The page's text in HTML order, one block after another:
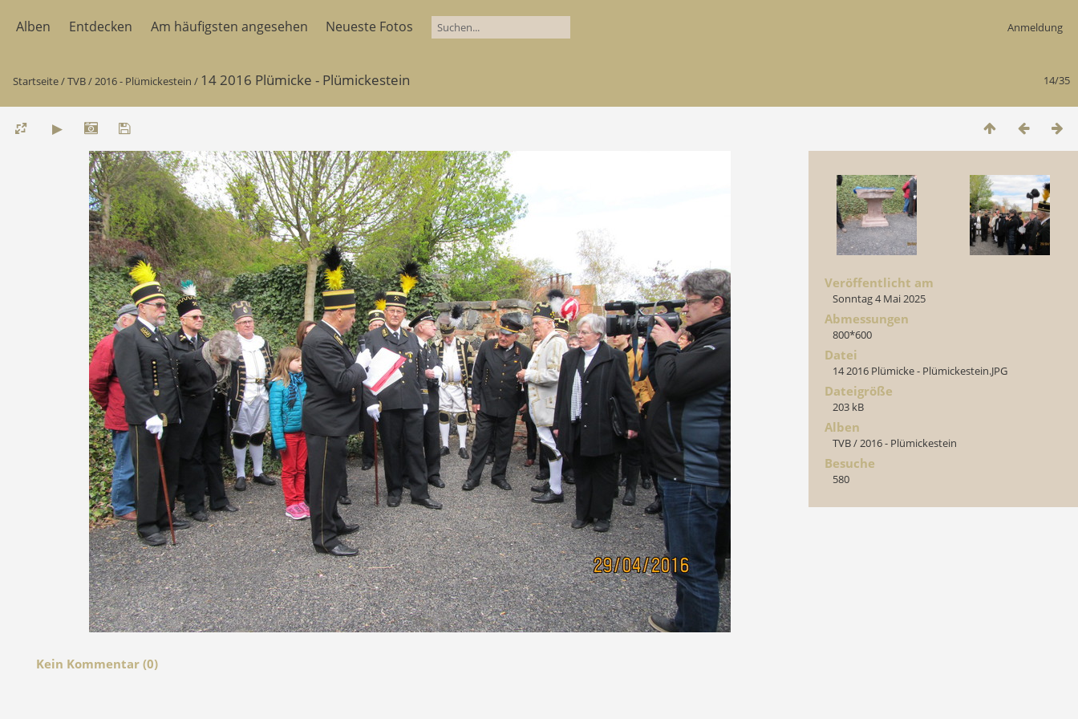
Alben Entdecken Am häufigsten angesehen Neueste Fotos Anmeldung
14/35
Startseite/TVB/2016 - Plümickestein / 14 2016 Plümicke - Plümickestein
Veröffentlicht am
Sonntag 4 Mai 2025
Abmessungen
800*600
Datei
14 2016 Plümicke - Plümickestein.JPG
Dateigröße
203 kB
Alben
TVB/2016 - Plümickestein
Besuche
580
Kein Kommentar (0)